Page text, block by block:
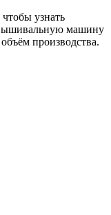
узнать
машину
производства.